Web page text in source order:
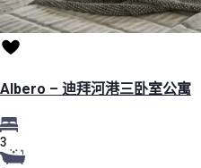
Albero – 迪拜河港三卧室公寓
3